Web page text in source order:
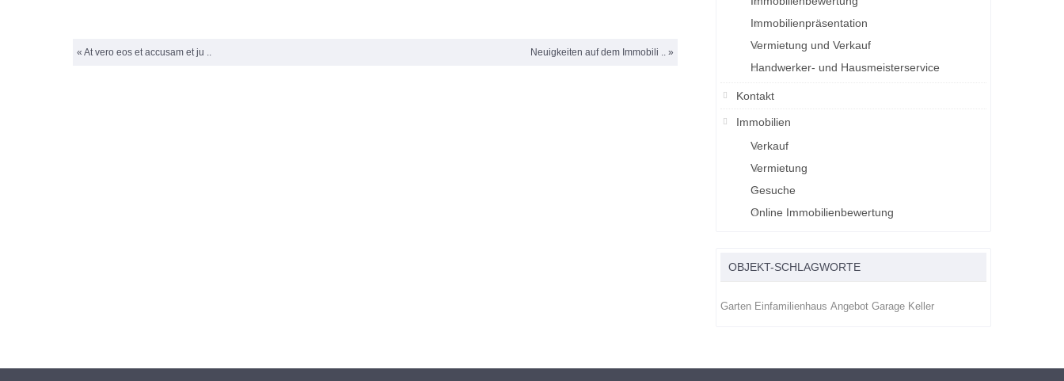
« At vero eos et accusam et ju .. Neuigkeiten auf dem Immobili .. »
Immobilienpräsentation
Vermietung und Verkauf
Handwerker- und Hausmeisterservice
Kontakt
Immobilien
Verkauf
Vermietung
Gesuche
Online Immobilienbewertung
OBJEKT-SCHLAGWORTE
Garten Einfamilienhaus Angebot Garage Keller